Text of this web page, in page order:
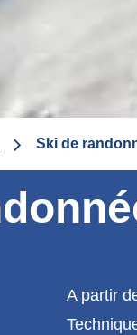
Ski de
A partir